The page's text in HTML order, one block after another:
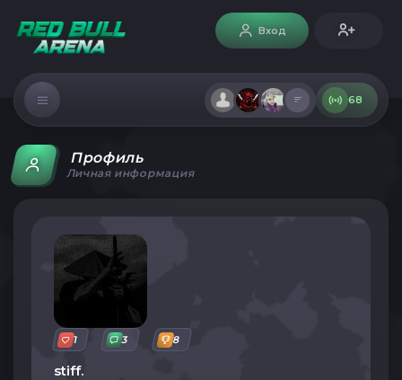
Вход
68
Профиль
Личная информация
1 3 8
stiff.